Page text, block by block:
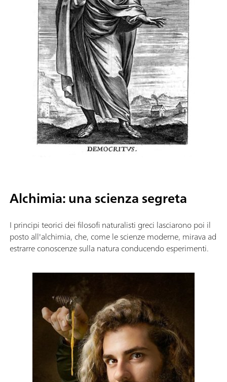
Alchimia: una scienza segreta
I principi teorici dei filosofi naturalisti greci lasciarono poi il
posto all'alchimia, che, come le scienze moderne, mirava ad
estrarre conoscenze sulla natura conducendo esperimenti.